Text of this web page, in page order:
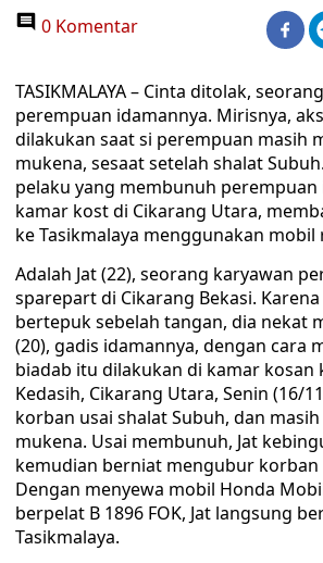
0 Komentar
TASIKMALAYA – Cinta ditolak,
perempuan idamannya. Mirisnya,
dilakukan saat si perempuan masih
mukena, sesaat setelah shalat
pelaku yang membunuh perempuan
kamar kost di Cikarang Utara,
ke Tasikmalaya menggunakan mobil
Adalah Jat (22), seorang karyawan
sparepart di Cikarang Bekasi.
bertepuk sebelah tangan, dia nekat
(20), gadis idamannya, dengan cara
biadab itu dilakukan di kamar kosan
Kedasih, Cikarang Utara, Senin (16/
korban usai shalat Subuh, dan
mukena. Usai membunuh, Jat
kemudian berniat mengubur korban
Dengan menyewa mobil Honda
berpelat B 1896 FOK, Jat langsung
Tasikmalaya.